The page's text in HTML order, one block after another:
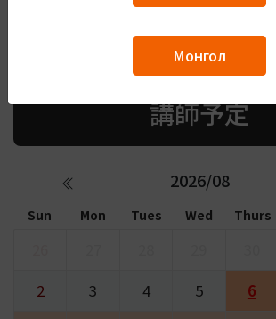
講師予定
2026/08
Sun Mon Tues Wed Thurs
2
3 4 5 6
Монгол